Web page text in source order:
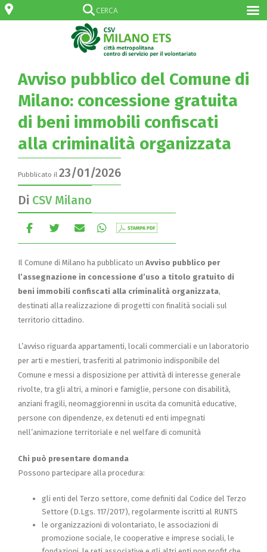
Avviso pubblico del Comune di
Milano: concessione gratuita
di beni immobili confiscati
alla criminalità organizzata
Pubblicato il 23/01/2026
Di CSV Milano
Il Comune di Milano ha pubblicato un Avviso pubblico per
l’assegnazione in concessione d’uso a titolo gratuito di
beni immobili confiscati alla criminalità organizzata,
destinati alla realizzazione di progetti con finalità sociali sul
territorio cittadino.
L’avviso riguarda appartamenti, locali commerciali e un laboratorio
per arti e mestieri, trasferiti al patrimonio indisponibile del
Comune e messi a disposizione per attività di interesse generale
rivolte, tra gli altri, a minori e famiglie, persone con disabilità,
anziani fragili, neomaggiorenni in uscita da comunità educative,
persone con dipendenze, ex detenuti ed enti impegnati
nell’animazione territoriale e nel welfare di comunità
Chi può presentare domanda
Possono partecipare alla procedura:
gli enti del Terzo settore, come definiti dal Codice del Terzo
Settore (D.Lgs. 117/2017), regolarmente iscritti al RUNTS
le organizzazioni di volontariato, le associazioni di
promozione sociale, le cooperative e imprese sociali, le